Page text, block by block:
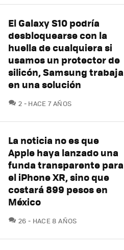
El Galaxy S10 podría
desbloquearse con la
huella de cualquiera si
usamos un protector de
silicón, Samsung trabaja
en una solución
2 COMENTARIOS
HACE 7 AÑOS
La noticia no es que
Apple haya lanzado una
funda transparente para
el iPhone XR, sino que
costará 899 pesos en
México
26 COMENTARIOS
HACE 8 AÑOS